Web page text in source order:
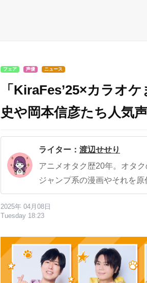
フェア 声優 ニュース
「KiraFes’25×カラオ
史や岡本信彦たち人気
ライター： 渡辺せせり
アニメオタク歴20年。オタ
ジャンプ系の漫画やそれを
2025年 04月08日
Tuesday 18:23